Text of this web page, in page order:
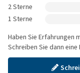
2 Sterne
1 Sterne
Haben Sie Erfahrungen
Schreiben Sie dann